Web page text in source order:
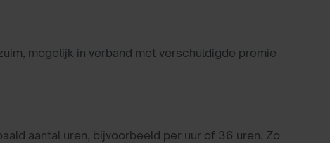
mogelijk in verband met verschuldigde premie
aantal uren, bijvoorbeeld per uur of 36 uren. Zo